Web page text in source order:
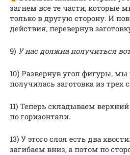
загнем все те части, которые
только в другую сторону. И
действия, перевернув
9) У нас должна получиться
10) Развернув угол фигуры,
получилась заготовка из трех
11) Теперь складываем
по горизонтали.
13) У этого слоя есть два
загибаем вниз, а потом по